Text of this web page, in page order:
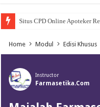
Situs CPD Online Apoteker
Home Modul Edisi Khusus
Instructor
Farmasetika.com